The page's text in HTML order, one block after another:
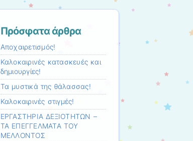
Πρόσφατα άρθρα
Αποχαιρετισμός!
Καλοκαιρινές κατασκευές και
δημιουργίες!
Τα μυστικά της θάλασσας!
Καλοκαιρινές στιγμές!
ΕΡΓΑΣΤΗΡΙΑ ΔΕΞΙΟΤΗΤΩΝ –
ΤΑ ΕΠΕΓΓΕΛΜΑΤΑ ΤΟΥ
ΜΕΛΛΟΝΤΟΣ